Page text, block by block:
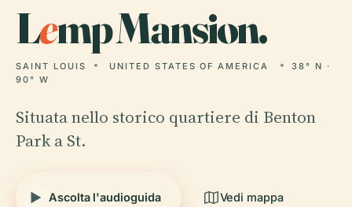
Lemp Mansion.
SAINT LOUIS UNITED STATES OF AMERICA
38° N ·
90° W
Situata nello storico quartiere di Benton
Park a St.
Ascolta l'audioguida Vedi mappa